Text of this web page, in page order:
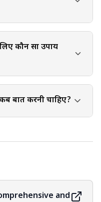
कौन सा उपाय
बात करनी चाहिए?
and